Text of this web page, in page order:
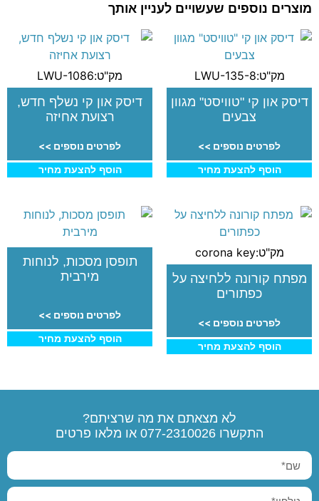
מוצרים נוספים שעשויים לעניין אותך
מק"ט:LWU-135-8
דיסק און קי "טוויסט" מגוון
צבעים
לפרטים נוספים >>
הוסף להצעת מחיר
מק"ט:LWU-1086
דיסק און קי נשלף חדש,
רצועת אחיזה
לפרטים נוספים >>
הוסף להצעת מחיר
מק"ט:corona key
מפתח קורונה ללחיצה על
כפתורים
לפרטים נוספים >>
הוסף להצעת מחיר
תופסן מסכות, לנוחות
מירבית
לפרטים נוספים >>
הוסף להצעת מחיר
לא מצאתם את מה שרציתם?
התקשרו 077-2310026 או מלאו פרטים